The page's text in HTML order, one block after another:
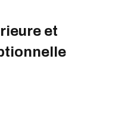
et